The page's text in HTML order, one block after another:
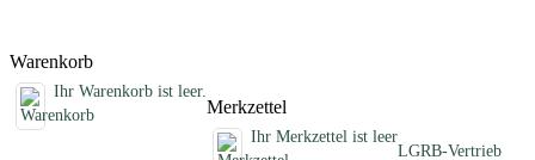
Warenkorb
Ihr Warenkorb ist leer.
Merkzettel
Ihr Merkzettel ist leer
LGRB-Vertrieb